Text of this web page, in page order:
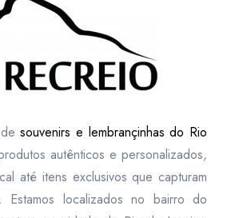
desouvenirs e lembrançinhas do Rio
autênticos e personalizados,
até itens exclusivos que capturam
Estamos localizados no bairro do